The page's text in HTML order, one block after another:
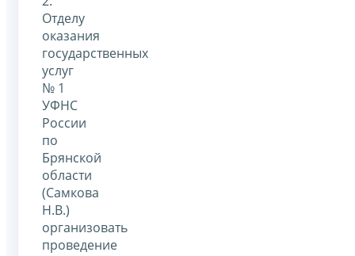
Отделу
оказания
государственных
услуг
№ 1
УФНС
России
по
Брянской
области
(Самкова
Н.В.)
организовать
проведение